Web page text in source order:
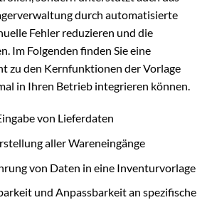
durch automatisierte
Fehler reduzieren und die
Im Folgenden finden Sie eine
zu den Kernfunktionen der Vorlage
in Ihren Betrieb integrieren können.
von Lieferdaten
aller Wareneingänge
von Daten in eine Inventurvorlage
und Anpassbarkeit an spezifische